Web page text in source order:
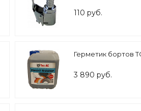
110 руб.
Герметик бортов
3 890 руб.